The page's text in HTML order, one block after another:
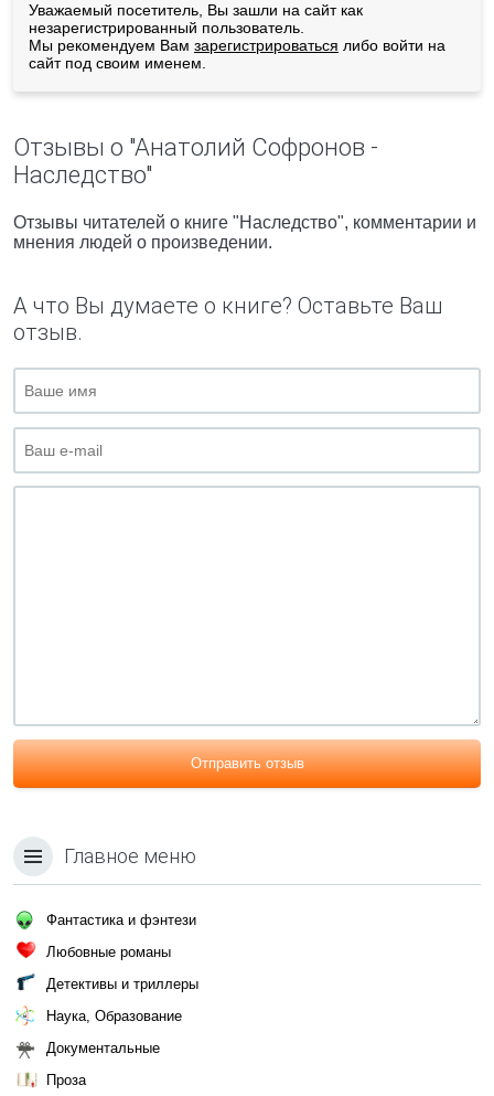
Уважаемый посетитель, Вы зашли на сайт как
незарегистрированный пользователь.
Мы рекомендуем Вам зарегистрироваться либо войти на
сайт под своим именем.
Отзывы о "Анатолий Софронов -
Наследство"
Отзывы читателей о книге "Наследство", комментарии и
мнения людей о произведении.
А что Вы думаете о книге? Оставьте Ваш
отзыв.
Отправить отзыв
Главное меню
Фантастика и фэнтези
Любовные романы
Детективы и триллеры
Наука, Образование
Документальные
Проза